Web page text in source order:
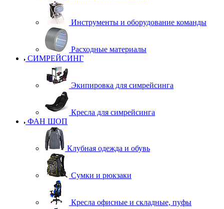
Инструменты и оборудование команды
Расходные материалы
СИМРЕЙСИНГ
Экипировка для симрейсинга
Кресла для симрейсинга
ФАН ШОП
Клубная одежда и обувь
Сумки и рюкзаки
Кресла офисные и складные, пуфы